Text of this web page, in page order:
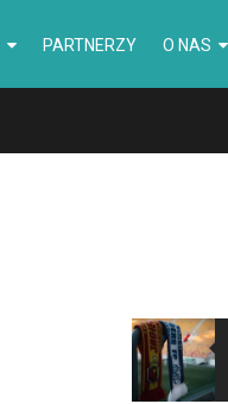
PARTNERZY O NAS